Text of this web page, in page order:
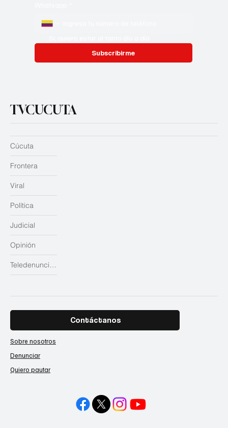
Subscribirme
TVCUCUTA
Judicial
Opinión
Teledenuncias
Cúcuta
Frontera
Viral
Política
Contáctanos
Sobre nosotros
Denunciar
Quiero pautar